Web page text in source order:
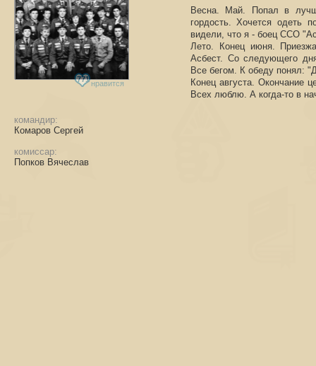
771 нравится
командир:
Комаров Сергей
комиссар:
Попков Вячеслав
Весна. Май. Попал в
гордость. Хочется одеть
видели, что я - боец ССО
Лето. Конец июня.
Асбест. Со следующего
Все бегом. К обеду понял:
Конец августа. Окончание
Всех люблю. А когда-то в